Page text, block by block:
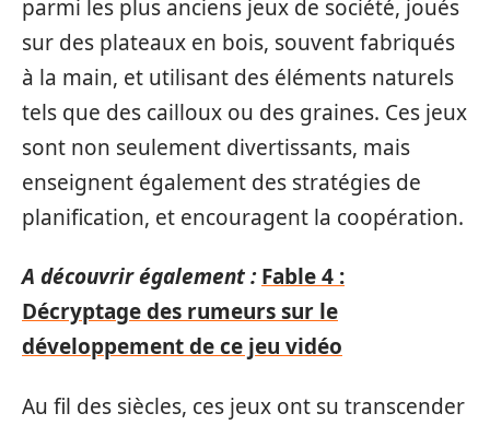
parmi les plus anciens jeux de société, joués
sur des plateaux en bois, souvent fabriqués
à la main, et utilisant des éléments naturels
tels que des cailloux ou des graines. Ces jeux
sont non seulement divertissants, mais
enseignent également des stratégies de
planification, et encouragent la coopération.
A découvrir également : Fable 4 :
Décryptage des rumeurs sur le
développement de ce jeu vidéo
Au fil des siècles, ces jeux ont su transcender